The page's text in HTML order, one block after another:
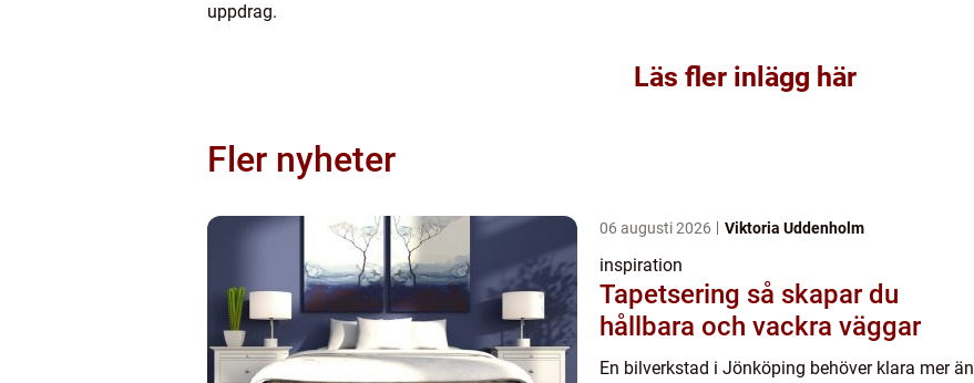
uppdrag.
Läs fler inlägg här
Fler nyheter
06 augusti 2026 Viktoria Uddenholm
inspiration
Tapetsering så skapar du
hållbara och vackra väggar
En bilverkstad i Jönköping behöver klara mer än